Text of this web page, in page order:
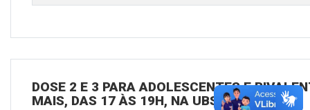
DOSE 2 E 3 PARA ADOLESCENTES E
MAIS, DAS 17 ÀS 19H, NA UBS SEDE